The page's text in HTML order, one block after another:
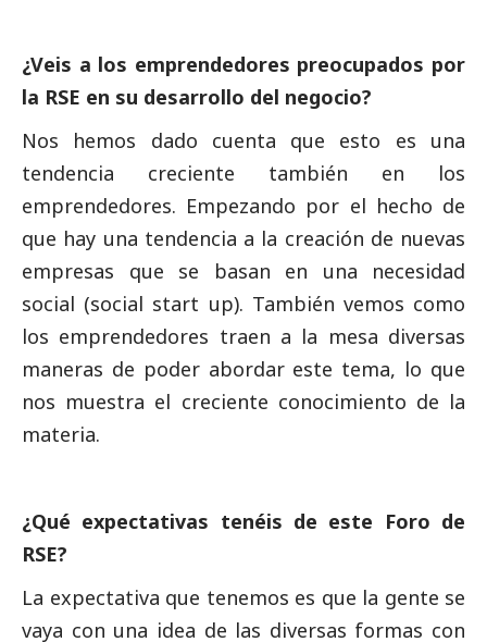
¿Veis a los emprendedores preocupados por
la RSE en su desarrollo del negocio?
Nos hemos dado cuenta que esto es una
tendencia creciente también en los
emprendedores. Empezando por el hecho de
que hay una tendencia a la creación de nuevas
empresas que se basan en una necesidad
social (social start up). También vemos como
los emprendedores traen a la mesa diversas
maneras de poder abordar este tema, lo que
nos muestra el creciente conocimiento de la
materia.
¿Qué expectativas tenéis de este Foro de
RSE?
La expectativa que tenemos es que la gente se
vaya con una idea de las diversas formas con